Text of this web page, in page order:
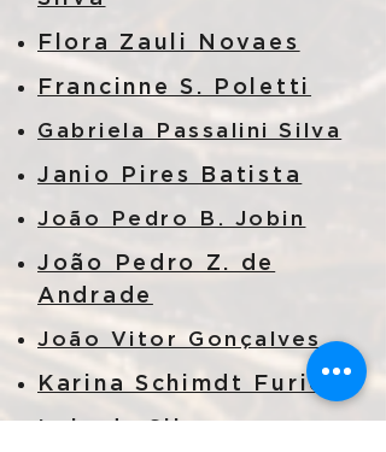
Flora Zauli Novaes
Francinne S. Poletti
Gabriela Passalini Silva
Janio Pires Batista
João Pedro B. Jobin
João Pedro Z. de
Andrade
João Vitor Gonçalves
Karina Schimdt Furieri